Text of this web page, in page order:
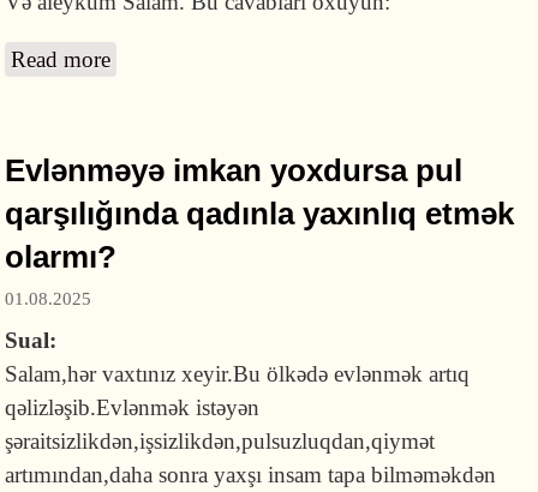
Read more
Evlənməyə imkan yoxdursa pul
qarşılığında qadınla yaxınlıq etmək
olarmı?
01.08.2025
Sual:
Salam,hər vaxtınız xeyir.Bu ölkədə evlənmək artıq
qəlizləşib.Evlənmək istəyən
şəraitsizlikdən,işsizlikdən,pulsuzluqdan,qiymət
artımından,daha sonra yaxşı insam tapa bilməməkdən